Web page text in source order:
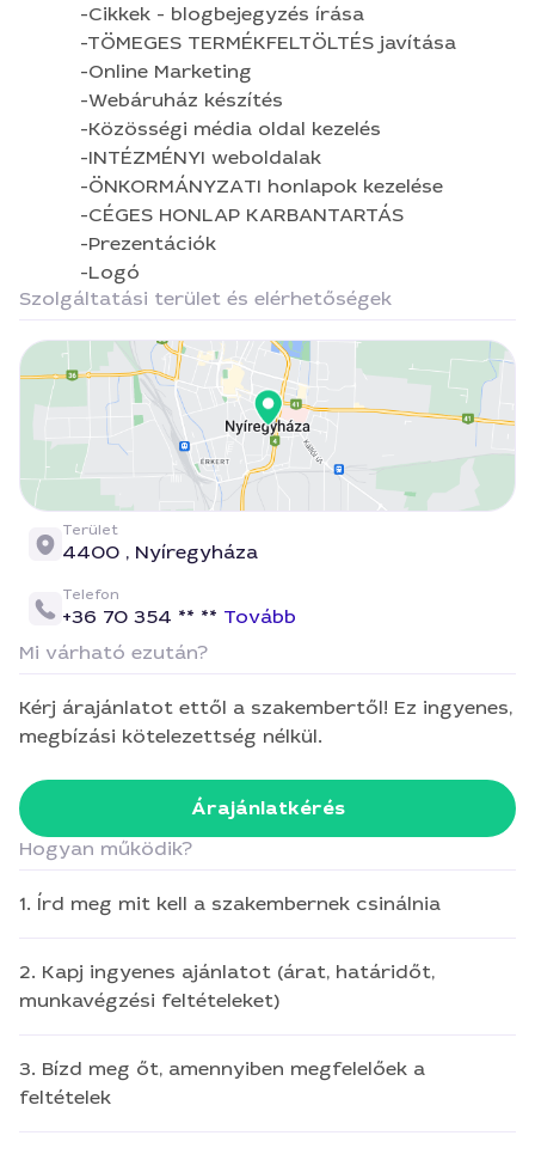
-Cikkek - blogbejegyzés írása
-TÖMEGES TERMÉKFELTÖLTÉS javítása
-Online Marketing
-Webáruház készítés
-Közösségi média oldal kezelés
​-INTÉZMÉNYI weboldalak
-ÖNKORMÁNYZATI honlapok kezelése
-CÉGES HONLAP KARBANTARTÁS
-Prezentációk
-Logó
Szolgáltatási terület és elérhetőségek
Terület
4400 , Nyíregyháza
Telefon
+36 70 354 ** ** Tovább
Mi várható ezután?
Kérj árajánlatot ettől a szakembertől! Ez ingyenes,
megbízási kötelezettség nélkül.
Árajánlatkérés
Hogyan működik?
1. Írd meg mit kell a szakembernek csinálnia
2. Kapj ingyenes ajánlatot (árat, határidőt,
munkavégzési feltételeket)
3. Bízd meg őt, amennyiben megfelelőek a
feltételek